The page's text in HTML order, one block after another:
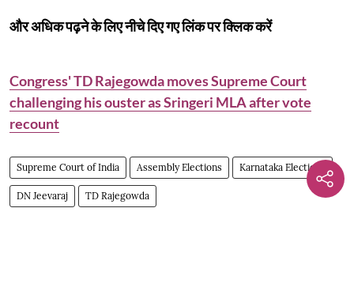
और अधिक पढ़ने के लिए नीचे दिए गए लिंक पर क्लिक करें
Congress' TD Rajegowda moves Supreme Court
challenging his ouster as Sringeri MLA after vote
recount
Supreme Court of India Assembly Elections Karnataka Elections
DN Jeevaraj TD Rajegowda